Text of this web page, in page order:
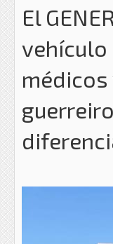
El
vehículo